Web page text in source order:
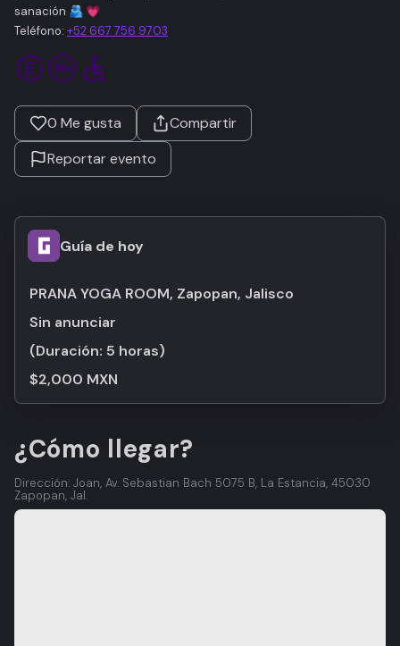
sanación 🫂 💗
Teléfono: +52667 756 9703
0 Me gusta
Compartir
Reportar evento
Guía de hoy
PRANA YOGA ROOM, Zapopan, Jalisco
Sin anunciar
(Duración: 5 horas)
$2,000 MXN
¿Cómo llegar?
Dirección: Joan, Av. Sebastian Bach 5075 B, La Estancia, 45030
Zapopan, Jal.